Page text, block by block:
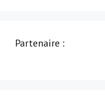
Partenaire :